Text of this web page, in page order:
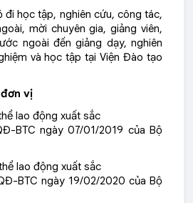
học tập, nghiên cứu, công tác,
mời chuyên gia, giảng viên,
ngoài đến giảng dạy, nghiên
và học tập tại Viện Đào tạo
đơn vị
lao động xuất sắc
BTC ngày 07/01/2019 của Bộ
lao động xuất sắc
BTC ngày 19/02/2020 của Bộ